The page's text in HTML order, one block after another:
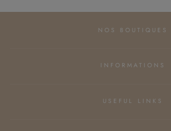
NOS BOUTIQUES
INFORMATIONS
USEFUL LINKS